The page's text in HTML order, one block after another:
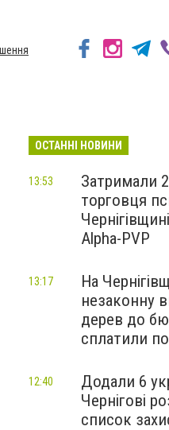
ОСТАННІ НОВИНИ
Затримали
торговця
Alpha-PVP
13:53
На
незаконну
дерев до
сплатили
13:17
Додали 6
Чернігові
список
12:40